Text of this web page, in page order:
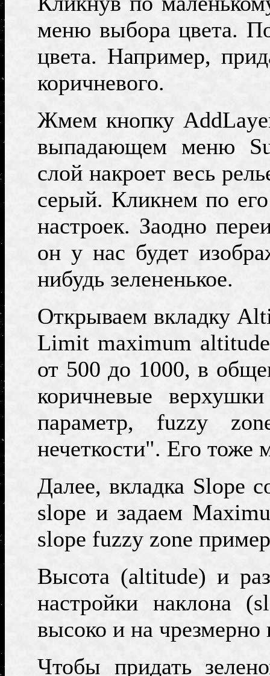
меню выбора цвета.
цвета. Например,
коричневого.
Жмем кнопку
выпадающем меню
слой накроет весь
серый. Кликнем по
настроек. Заодно
он у нас будет
нибудь зелененькое.
Открываем вкладку
Limit maximum altitude
от 500 до 1000, в
коричневые
параметр, fuzzy
нечеткости". Его тоже
Далее, вкладка Slope
slope и задаем
slope fuzzy zone
Высота (altitude) и
настройки наклона (
высоко и на чрезмерно
Чтобы придать